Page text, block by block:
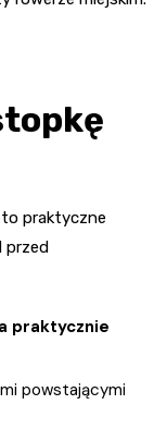
praktyczne
przed
praktycznie
powstającymi